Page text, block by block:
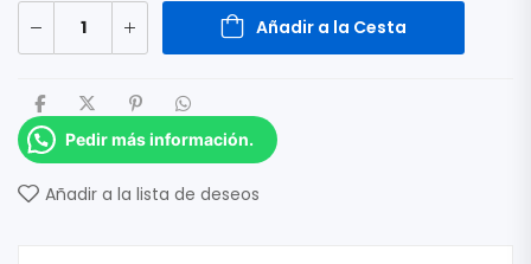
Añadir a la Cesta
Pedir más información.
Añadir a la lista de deseos